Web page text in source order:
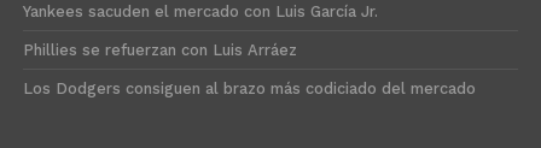
Yankees sacuden el mercado con Luis García Jr.
Phillies se refuerzan con Luis Arráez
Los Dodgers consiguen al brazo más codiciado del mercado